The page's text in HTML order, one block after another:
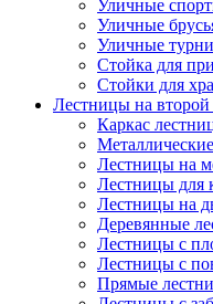
Уличные
Уличные
Уличные
Cтойка для
Стойки для
Лестницы на второй
Каркас
Лестницы на
Лестницы для
Лестницы на
Деревянные
Лестницы с
Лестницы с
Прямые